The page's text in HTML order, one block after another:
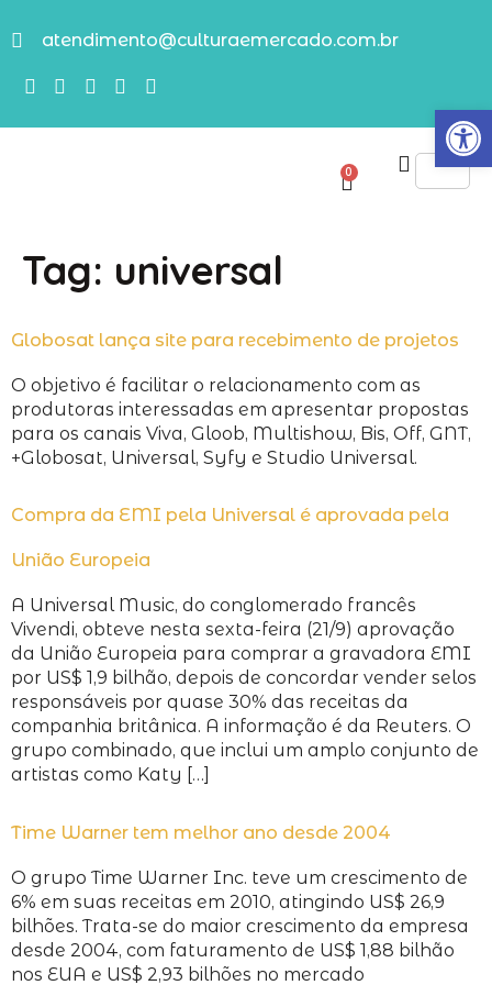
Abrir
atendimento@culturaemercado.com.br
0
Tag: universal
Globosat lança site para recebimento de projetos
O objetivo é facilitar o relacionamento com as
produtoras interessadas em apresentar propostas
para os canais Viva, Gloob, Multishow, Bis, Off, GNT,
+Globosat, Universal, Syfy e Studio Universal.
Compra da EMI pela Universal é aprovada pela
União Europeia
A Universal Music, do conglomerado francês
Vivendi, obteve nesta sexta-feira (21/9) aprovação
da União Europeia para comprar a gravadora EMI
por US$ 1,9 bilhão, depois de concordar vender selos
responsáveis por quase 30% das receitas da
companhia britânica. A informação é da Reuters. O
grupo combinado, que inclui um amplo conjunto de
artistas como Katy […]
Time Warner tem melhor ano desde 2004
O grupo Time Warner Inc. teve um crescimento de
6% em suas receitas em 2010, atingindo US$ 26,9
bilhões. Trata-se do maior crescimento da empresa
desde 2004, com faturamento de US$ 1,88 bilhão
nos EUA e US$ 2,93 bilhões no mercado